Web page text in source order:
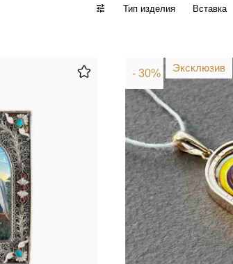
Тип изделия Вставка
Эксклюзив
- 30%